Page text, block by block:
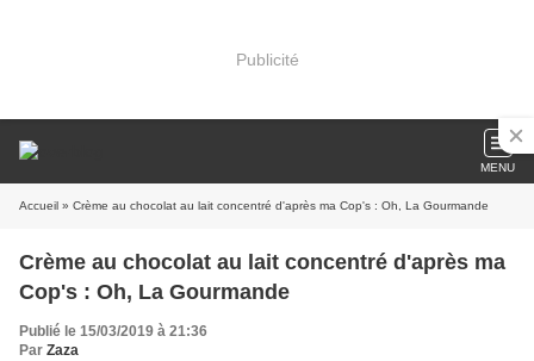
Publicité
MENU
Accueil » Crème au chocolat au lait concentré d'après ma Cop's : Oh, La Gourmande
Crème au chocolat au lait concentré d'après ma
Cop's : Oh, La Gourmande
Publié le 15/03/2019 à 21:36
Par Zaza